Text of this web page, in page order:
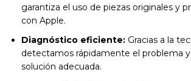
garantiza el uso de piezas originales y
con Apple.
Diagnóstico eficiente: Gracias a la
detectamos rápidamente el problema
solución adecuada.